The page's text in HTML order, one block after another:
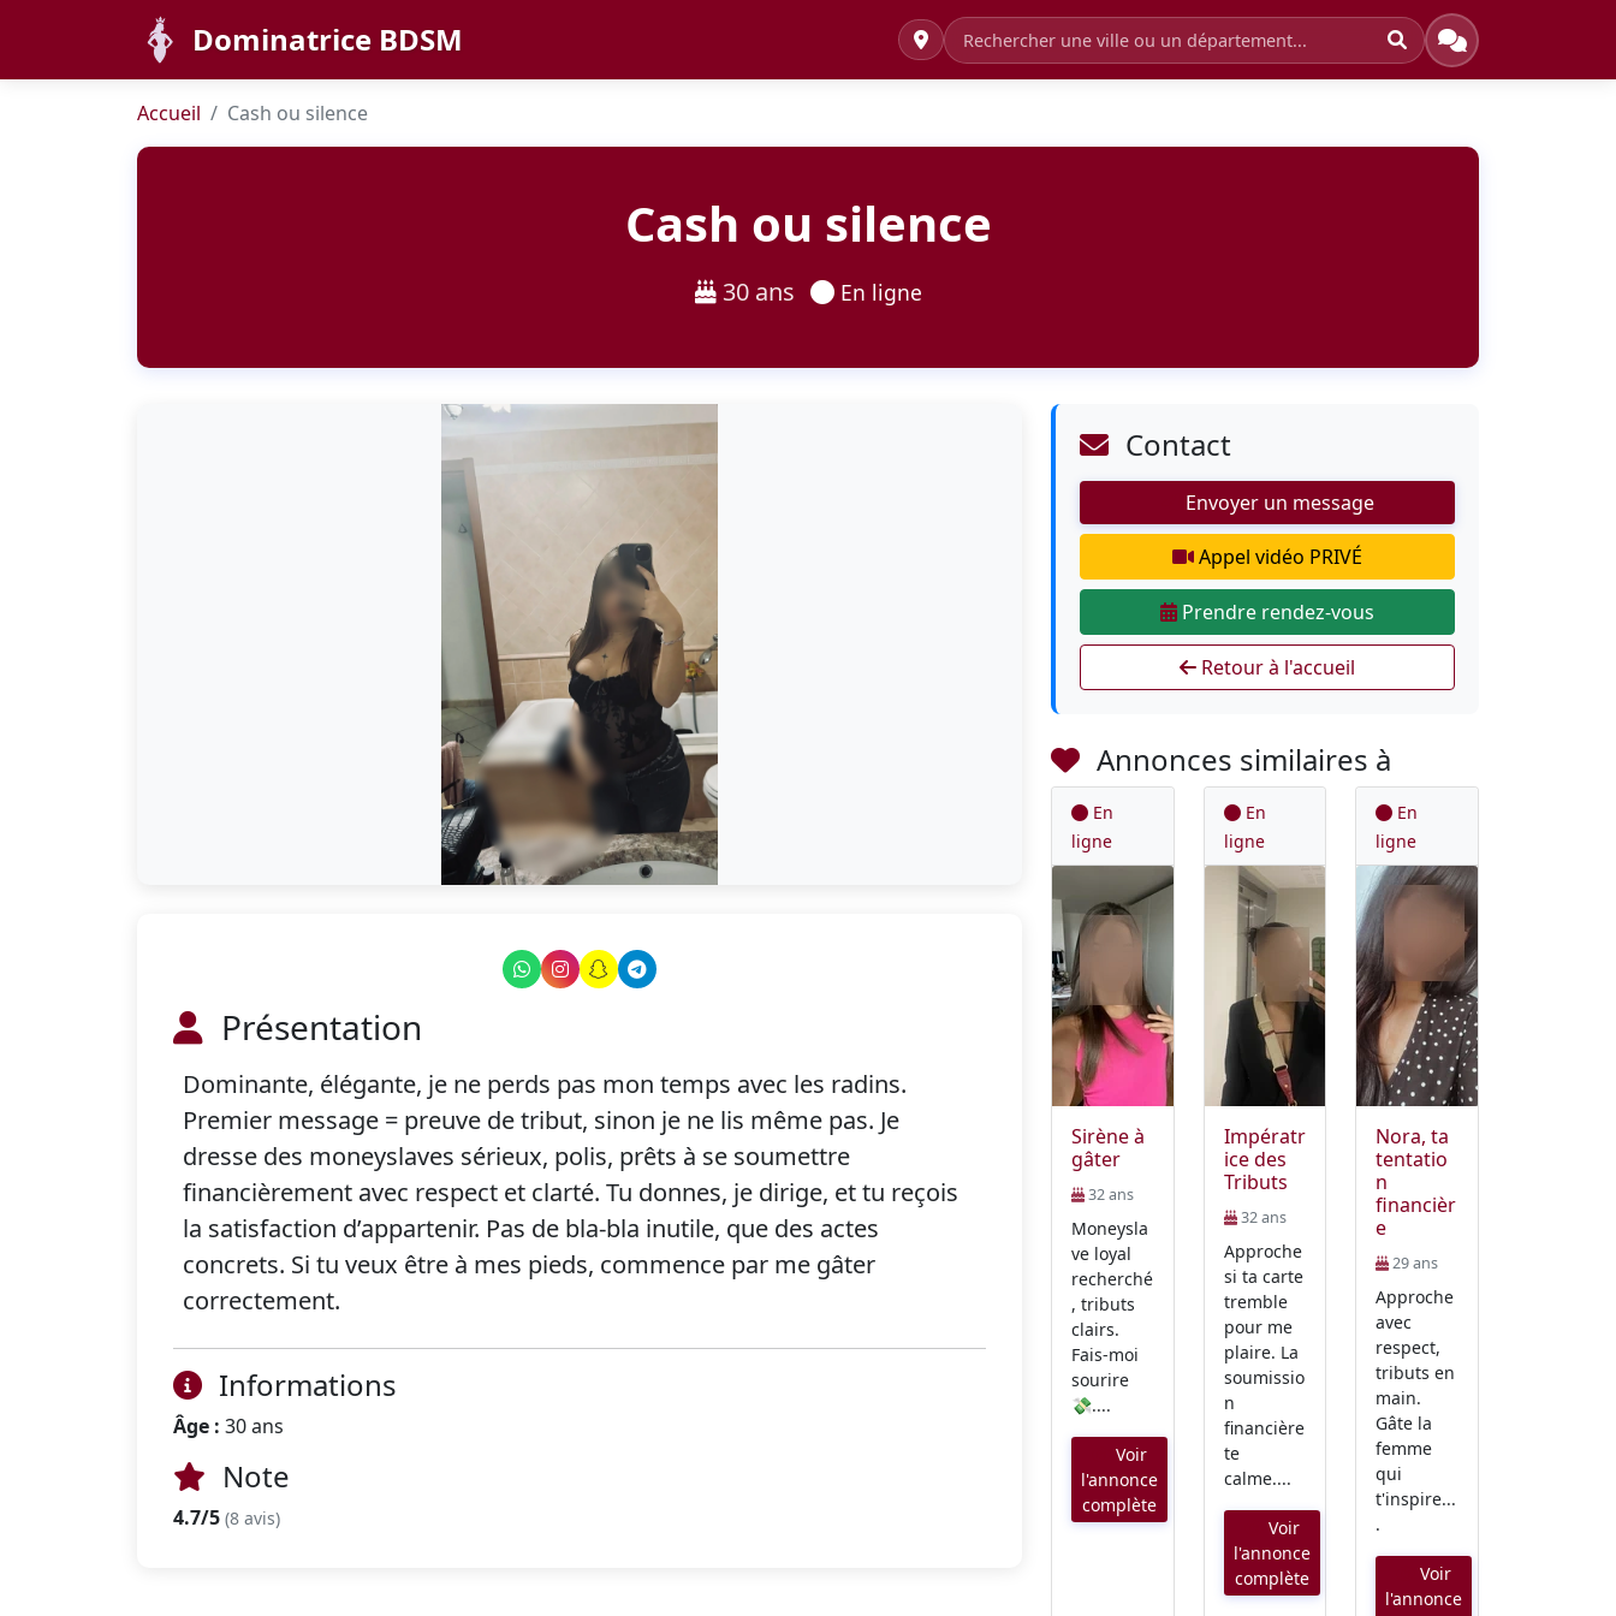
Dominatrice BDSM
Accueil Cash ou silence
Cash ou silence
30 ans En ligne
Présentation
Dominante, élégante, je ne perds pas mon temps avec les radins.
Premier message = preuve de tribut, sinon je ne lis même pas. Je
dresse des moneyslaves sérieux, polis, prêts à se soumettre
financièrement avec respect et clarté. Tu donnes, je dirige, et tu reçois
la satisfaction d’appartenir. Pas de bla-bla inutile, que des actes
concrets. Si tu veux être à mes pieds, commence par me gâter
correctement.
Informations
Âge : 30 ans
Note
4.7/5 (8 avis)
Contact
Envoyer un message
Appel vidéo PRIVÉ
Prendre rendez-vous
Retour à l'accueil
Annonces similaires à
En
ligne
Sirène à
gâter
32 ans
Moneysla
ve loyal
recherché
, tributs
clairs.
Fais-moi
sourire
💸....
Voir
l'annonce
complète
En
ligne
Impératr
ice des
Tributs
32 ans
Approche
si ta carte
tremble
pour me
plaire. La
soumissio
n
financière
te
calme....
Voir
l'annonce
complète
En
ligne
Nora, ta
tentatio
n
financièr
e
29 ans
Approche
avec
respect,
tributs en
main.
Gâte la
femme
qui
t'inspire...
.
Voir
l'annonce